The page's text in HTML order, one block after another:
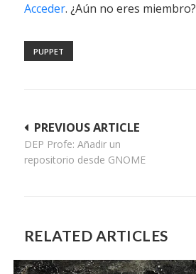
Acceder. ¿Aún no eres miembro?
PUPPET
Navegación
de
PREVIOUS ARTICLE
DEP Profe: Añadir un
repositorio desde GNOME
RELATED ARTICLES